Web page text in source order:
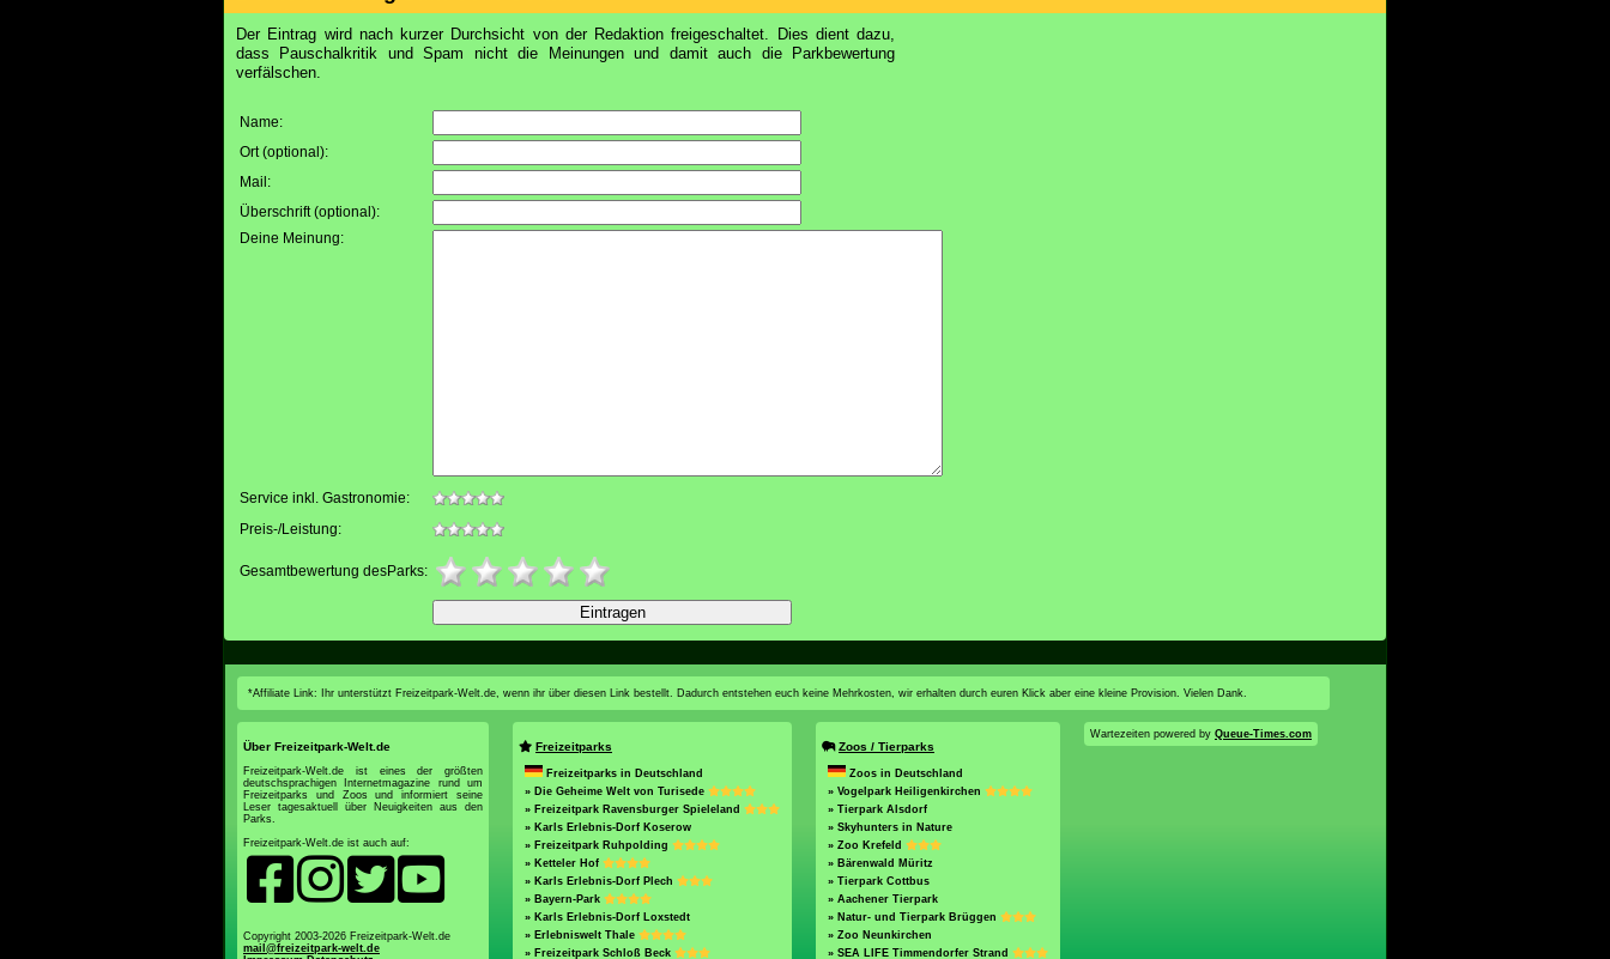
Der Eintrag wird nach kurzer Durchsicht von der Redaktion freigeschaltet. Dies dient dazu,
dass Pauschalkritik und Spam nicht die Meinungen und damit auch die Parkbewertung
verfälschen.
Name:
Ort (optional):
Mail:
Überschrift (optional):
Deine Meinung:
Service inkl. Gastronomie:
Preis-/Leistung:
Gesamtbewertung desParks:
*Affiliate Link: Ihr unterstützt Freizeitpark-Welt.de, wenn ihr über diesen Link bestellt. Dadurch entstehen euch keine Mehrkosten, wir erhalten durch euren Klick aber eine kleine Provision. Vielen Dank.
Über Freizeitpark-Welt.de
Freizeitpark-Welt.de ist eines der größten
deutschsprachigen Internetmagazine rund um
Freizeitparks und Zoos und informiert seine
Leser tagesaktuell über Neuigkeiten aus den
Parks.
Freizeitpark-Welt.de ist auch auf:
Copyright 2003-2026 Freizeitpark-Welt.de
mail@freizeitpark-welt.de
Freizeitparks
Freizeitparks in Deutschland
» Die Geheime Welt von Turisede
» Freizeitpark Ravensburger Spieleland
» Karls Erlebnis-Dorf Koserow
» Freizeitpark Ruhpolding
» Ketteler Hof
» Karls Erlebnis-Dorf Plech
» Bayern-Park
» Karls Erlebnis-Dorf Loxstedt
» Erlebniswelt Thale
» Freizeitpark Schloß Beck
Zoos / Tierparks
Zoos in Deutschland
» Vogelpark Heiligenkirchen
» Tierpark Alsdorf
» Skyhunters in Nature
» Zoo Krefeld
» Bärenwald Müritz
» Tierpark Cottbus
» Aachener Tierpark
» Natur- und Tierpark Brüggen
» Zoo Neunkirchen
» SEA LIFE Timmendorfer Strand
Wartezeiten powered by Queue-Times.com